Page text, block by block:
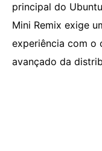
principal do
Mini Remix exige
experiência com o
avançado da